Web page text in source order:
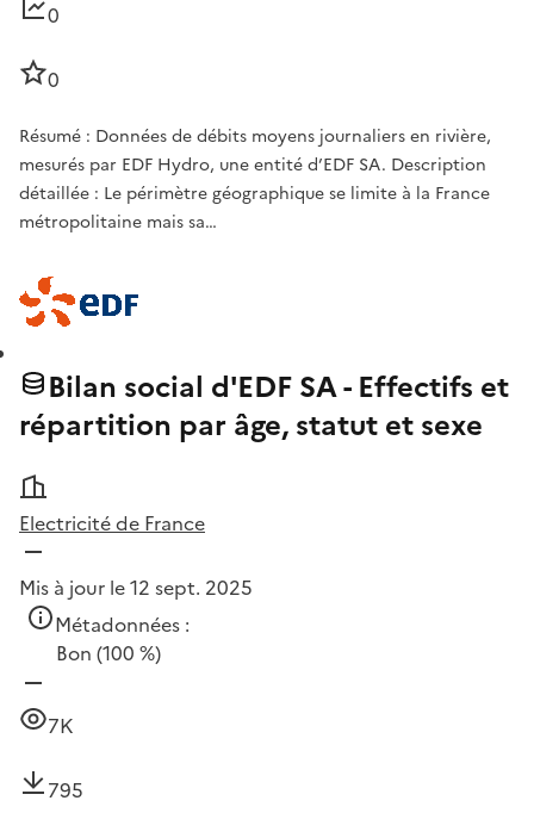
0
0
Résumé : Données de débits moyens journaliers en rivière,
mesurés par EDF Hydro, une entité d’EDF SA. Description
détaillée : Le périmètre géographique se limite à la France
métropolitaine mais sa…
Bilan social d'EDF SA - Effectifs et
répartition par âge, statut et sexe
Electricité de France
Mis à jour le 12 sept. 2025
Métadonnées :
Bon (100 %)
7K
795